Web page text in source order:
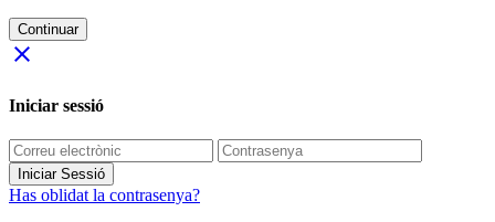
Continuar
close
Iniciar sessió
Iniciar Sessió
Has oblidat la contrasenya?